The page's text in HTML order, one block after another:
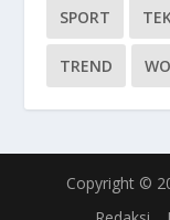
SPORT
TREND
Copyright ©